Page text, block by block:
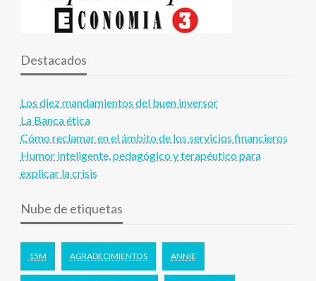
Destacados
Los diez mandamientos del buen inversor
La Banca ética
Cómo reclamar en el ámbito de los servicios financieros
Humor inteligente, pedagógico y terapéutico para
explicar la crisis
Nube de etiquetas
15M AGRADECIMIENTOS ANNIE